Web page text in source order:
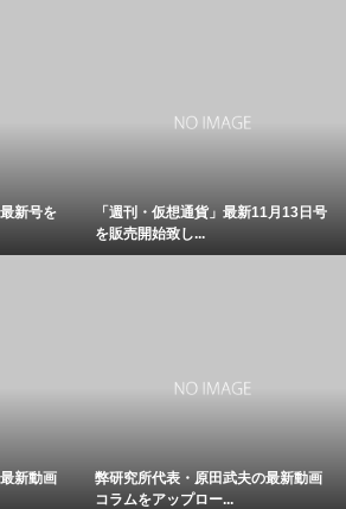
新号を
「週刊・仮想通貨」最新11月13日号
を販売開始致し...
新動画
弊研究所代表・原田武夫の最新動画
コラムをアップロー...